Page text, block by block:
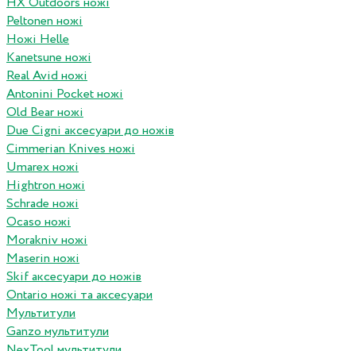
Peltonen ножі
Ножі Helle
Kanetsune ножі
Real Avid ножі
Antonini Pocket ножі
Old Bear ножі
Due Cigni аксесуари до ножів
Cimmerian Knives ножі
Umarex ножі
Hightron ножі
Schrade ножі
Ocaso ножі
Morakniv ножі
Maserin ножі
Skif аксесуари до ножів
Ontario ножі та аксесуари
Мультитули
Ganzo мультитули